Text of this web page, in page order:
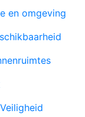
en omgeving